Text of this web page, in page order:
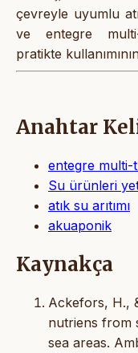
çevreyle uyumlu
ve entegre
pratikte
Anahtar
entegre multi-
Su ürünleri
atık su arıtımı
akuaponik
Kaynakça
Ackefors, H.,
nutriens from
sea areas.